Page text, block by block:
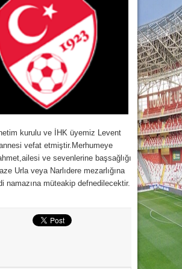
kurulu ve İHK üyemiz Levent
vefat etmiştir.Merhumeye
ve sevenlerine başsağlığı
Urla veya Narlıdere mezarlığına
namazına müteakip defnedilecektir.